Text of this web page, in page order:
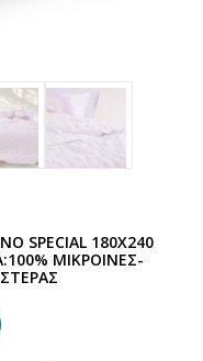
SPECIAL 180Χ240
ΜIΚΡΟΙΝΕΣ-